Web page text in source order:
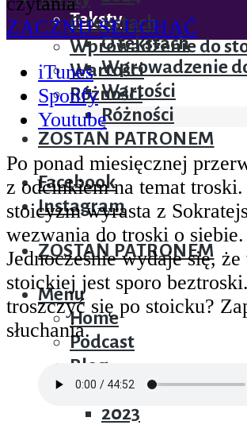
Teksty
O tekstach
Wprowadzenie
Wartości
Różności
O tekstach
Wprowadzenie do
Wartości
Różności
ZOSTAŃ PATRONEM
Facebook
Instagram
ZOSTAŃ PATRONEM
Menu
Home
Podcast
Blog
2022
2023
ZACZNIJ SŁUCHAĆ
iTunes
Spotify
Youtube
Po ponad miesięcznej
z odcinkiem na temat
stoicyzm wyrasta z
wezwania do troski o siebie.
Jednocześnie wydaje się,
stoickiej jest sporo
troszczyć się po stoicku?
słuchania.